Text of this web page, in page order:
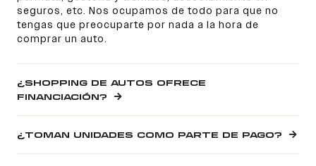
seguros, etc. Nos ocupamos de todo para que no
tengas que preocuparte por nada a la hora de
comprar un auto.
¿SHOPPING DE AUTOS OFRECE
FINANCIACIÓN?
¿TOMAN UNIDADES COMO PARTE DE PAGO?